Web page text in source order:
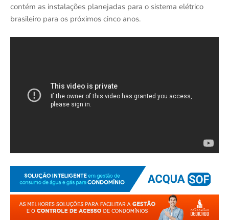
contém as instalações planejadas para o sistema elétrico
brasileiro para os próximos cinco anos.